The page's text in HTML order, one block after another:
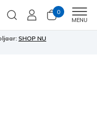
0
MENU
SHOP NU